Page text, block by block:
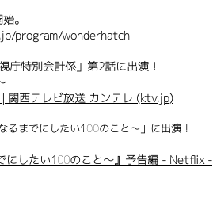
。
program/wonderhatch
庁特別会計係」第2話に出演！
関西テレビ放送 カンテレ (ktv.jp)
るまでにしたい100のこと～」に出演！
にしたい100のこと〜』予告編 - Netflix -